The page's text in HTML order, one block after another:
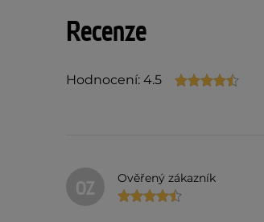
Recenze
Hodnocení: 4.5
OZ Ověřený zákazník